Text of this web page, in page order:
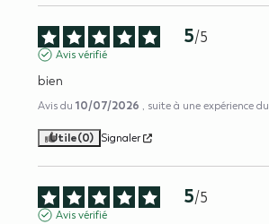
5/5
Avis vérifié
bien
Avis du10/07/2026 , suite à une expérience du
Utile(0) Signaler
5/5
Avis vérifié